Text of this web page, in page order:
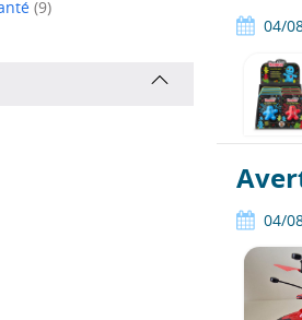
(9)
04/
04/